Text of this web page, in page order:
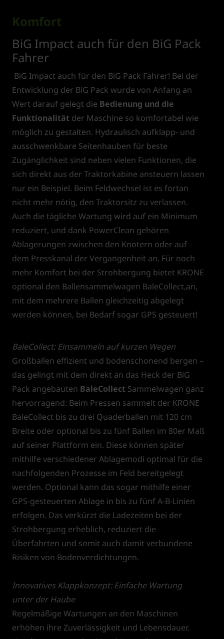
Komfort
BiG Impact auch für den BiG Pack
Fahrer
BiG Impact auch für den BiG Pack Fahrer! Bei der
Entwicklung der BiG Pack wurde von Anfang an
Wert darauf gelegt die Bedienung und die
Funktionalität der Maschine so komfortabel wie
möglich zu gestalten. Hydraulisch aufklapp- und
ausschwenkbare Seitenhauben für beste
Zugänglichkeit sind neben vielen Funktionen, die
sich direkt aus der Traktorkabine ansteuern lassen
nur ein Beispiel. Beim Feldwechsel ist es fortan
nicht mehr nötig, den Traktorsitz zu verlassen.
Auch die tägliche Wartung wird auf ein Minimum
reduziert, und dank PowerClean gehören
Ablagerungen zwischen den Knotern oder auf
dem Presskanal der Vergangenheit an. Für noch
mehr Komfort bei der Strohbergung bietet KRONE
optional den Ballensammelwagen BaleCollect,an,
mit dem mehrere Ballen gleichzeitig abgelegt
werden können, bei Bedarf sogar GPS gesteuert!
BaleCollect: Einsammeln auf kurzen Wegen
Großballen effizient und bodenschonend bergen –
das gelingt mit dem direkt an das Heck der BiG
Pack angebauten BaleCollect Sammelwagen ganz
hervorragend: Beim Pressen sammelt der KRONE
BaleCollect bis zu drei Quaderballen mit 120 cm
Breite oder optional bis zu fünf Ballen im 80er Maß
auf seiner Plattform ein. Diese können später
mithilfe verschiedener Ablagemodi optimal für die
nachfolgenden Prozesse im Feld bereitgelegt
werden. Optional kann das sogar mithilfe einer
GPS-gesteuerten Ablage in bis zu fünf A-B-Linien
erfolgen. Das verkürzt die Ladezeiten bei der
Strohbergung erheblich, reduziert die
Überfahrten und somit auch damit verbundene
Risiken von Bodenverdichtungen.
Innovatives Klappkonzept: Einfache Wartung
unter der Haube
Regelmäßige Wartungen an den Maschinen
erhöhen ihre Zuverlässigkeit und Lebensdauer.